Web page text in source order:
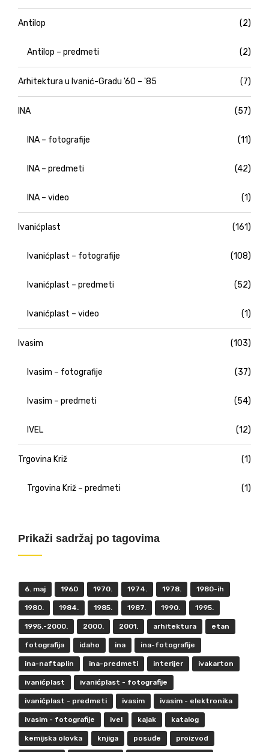
Antilop (2)
Antilop – predmeti (2)
Arhitektura u Ivanić-Gradu '60 – '85 (7)
INA (57)
INA – fotografije (11)
INA – predmeti (42)
INA – video (1)
Ivanićplast (161)
Ivanićplast – fotografije (108)
Ivanićplast – predmeti (52)
Ivanićplast – video (1)
Ivasim (103)
Ivasim – fotografije (37)
Ivasim – predmeti (54)
IVEL (12)
Trgovina Križ (1)
Trgovina Križ – predmeti (1)
Prikaži sadržaj po tagovima
6. maj 1960 1970. 1974. 1978. 1980-ih
1980. 1984. 1985. 1987. 1990. 1995.
1995.-2000. 2000. 2001. arhitektura etan
fotografija idaho ina ina-fotografije
ina-naftaplin ina-predmeti interijer ivakarton
ivanićplast ivanićplast - fotografije
ivanićplast - predmeti ivasim ivasim - elektronika
ivasim - fotografije ivel kajak katalog
kemijska olovka knjiga posuđe proizvod